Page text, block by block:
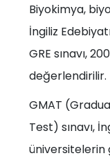
Biyokimya,
İngiliz
GRE sınavı,
değerlendirilir.
GMAT
Test) sınavı,
üniversitelerin